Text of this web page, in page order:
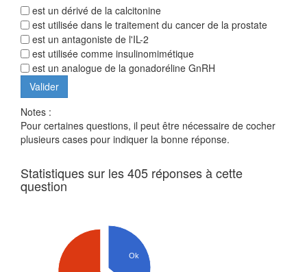
est un dérivé de la calcitonine
est utilisée dans le traitement du cancer de la prostate
est un antagoniste de l'IL-2
est utilisée comme insulinomimétique
est un analogue de la gonadoréline GnRH
Notes :
Pour certaines questions, il peut être nécessaire de cocher
plusieurs cases pour indiquer la bonne réponse.
Statistiques sur les 405 réponses à cette
question
Ok